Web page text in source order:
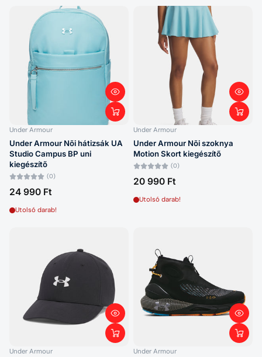
Under Armour
Under Armour Nõi hátizsák UA
Studio Campus BP uni
kiegészítő
(0)
24 990 Ft
Utolsó darab!
Under Armour
Under Armour Nõi szoknya
Motion Skort kiegészítő
(0)
20 990 Ft
Utolsó darab!
Under Armour Under Armour